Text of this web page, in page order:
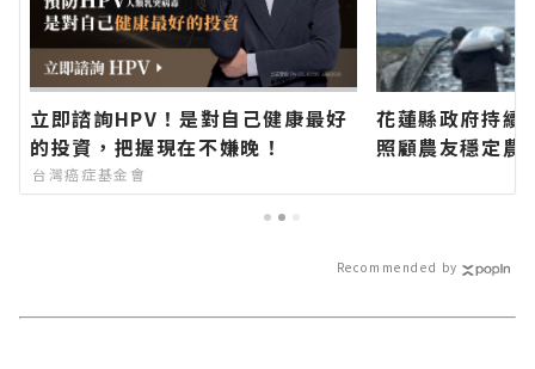
立即諮詢HPV！是對自己健康最好
的投資，把握現在不嫌晚！
台灣癌症基金會
花蓮縣政府持續
照顧農友穩定
日新聞報導 最
Recommended by